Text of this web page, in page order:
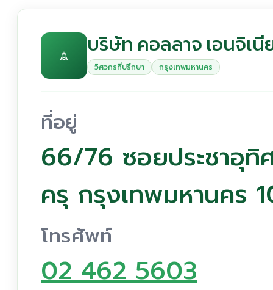
บริษัท คอลลาจ เอนจิเ
วิศวกรที่ปรึกษา กรุงเทพมหานคร
ที่อยู่
66/76 ซอยประชาอุ
ครุ กรุงเทพมหานคร
โทรศัพท์
02 462 5603